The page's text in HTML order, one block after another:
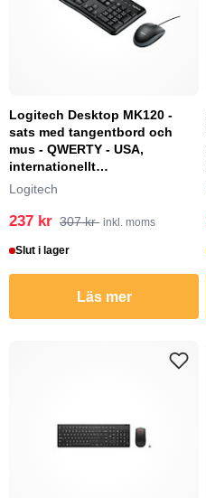
Logitech Desktop MK120 -
sats med tangentbord och
mus - QWERTY - USA,
internationellt
Inmatningsenhet
Logitech
237 kr 307 kr inkl. moms
Slut i lager
Läs mer